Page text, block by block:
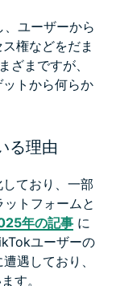
ユーザーから
権などをだま
ざまですが、
トから何らか
る理由
ており、一部
トフォームと
年の記事 に
ユーザーの
遇しており、
す。